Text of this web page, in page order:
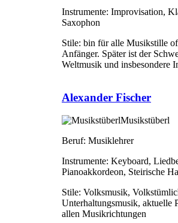
Instrumente: Improvisation,
Saxophon
Stile: bin für alle Musikstille
Anfänger. Später ist der
Weltmusik und insbesondere
Alexander Fischer
Musikstüberl
Beruf: Musiklehrer
Instrumente: Keyboard,
Pianoakkordeon, Steirische
Stile: Volksmusik,
Unterhaltungsmusik, aktuelle
allen Musikrichtungen